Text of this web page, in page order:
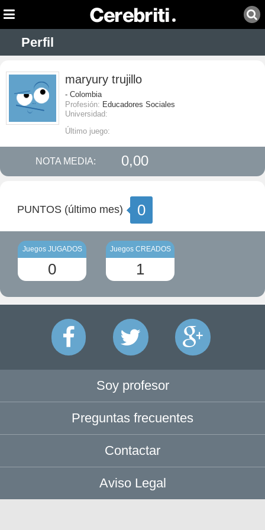
Perfil
maryury trujillo
- Colombia
Profesión: Educadores Sociales
Universidad:
Último juego:
NOTA MEDIA: 0,00
PUNTOS (último mes) 0
Juegos JUGADOS
0
Juegos CREADOS
1
Soy profesor
Preguntas frecuentes
Contactar
Aviso Legal